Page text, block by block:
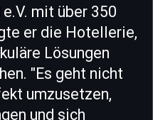
mit über 350
er die Hotellerie,
Lösungen
"Es geht nicht
umzusetzen,
und sich